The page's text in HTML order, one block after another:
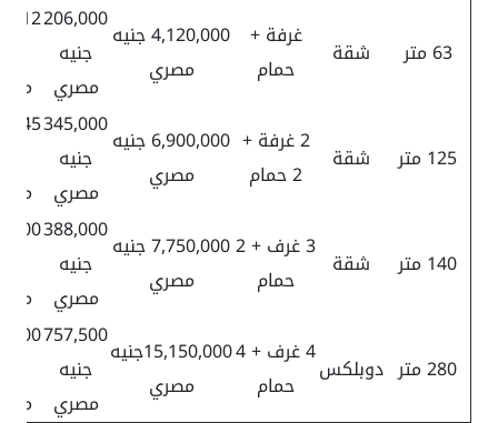
63 متر شقة
غرفة +
حمام
4,120,000 جنيه
مصري
206,000
جنيه
مصري
125 متر شقة
2 غرفة +
2 حمام
6,900,000 جنيه
مصري
345,000
جنيه
مصري
140 متر شقة
3 غرف + 2
حمام
7,750,000 جنيه
مصري
388,000
جنيه
مصري
280 متر دوبلكس
4 غرف + 4
حمام
15,150,000جنيه
مصري
757,500
جنيه
مصري